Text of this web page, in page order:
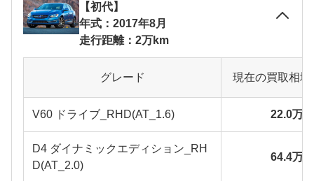
【初代】
年式：2017年8月
走行距離：2万km
グレード 現在の買取相
V60 ドライブ_RHD(AT_1.6) 22.0万
D4 ダイナミックエディション_RH
D(AT_2.0)
64.4万